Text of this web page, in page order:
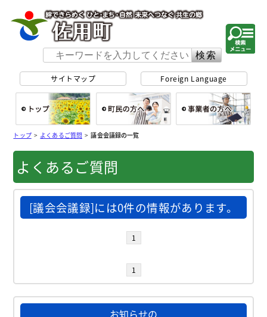
サイトマップ Foreign Language
総合トップ
トップ> よくあるご質問>議会会議録の一覧
よくあるご質問
[議会会議録]には0件の情報があります。
1
1
お知らせの